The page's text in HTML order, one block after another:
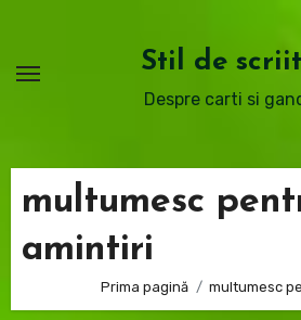
conținut
Stil de
Despre carti si
multumesc
amintiri
Prima pagină multumesc